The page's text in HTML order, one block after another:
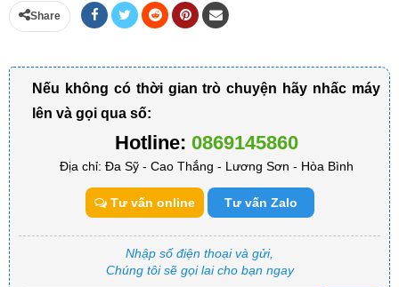
Share
Nếu không có thời gian trò chuyện hãy nhấc máy
lên và gọi qua số:
Hotline: 0869145860
Địa chỉ: Đa Sỹ - Cao Thắng - Lương Sơn - Hòa Bình
Tư vấn online Tư vấn Zalo
Nhập số điện thoại và gửi,
Chúng tôi sẽ gọi lai cho bạn ngay